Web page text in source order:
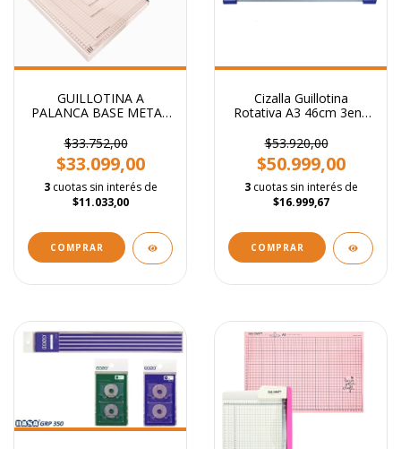
GUILLOTINA A
PALANCA BASE METAL
HJS
$33.752,00
$33.099,00
3 cuotas sin interés de
$11.033,00
Cizalla Guillotina
Rotativa A3 46cm 3en1
$53.920,00
$50.999,00
3 cuotas sin interés de
$16.999,67
COMPRAR